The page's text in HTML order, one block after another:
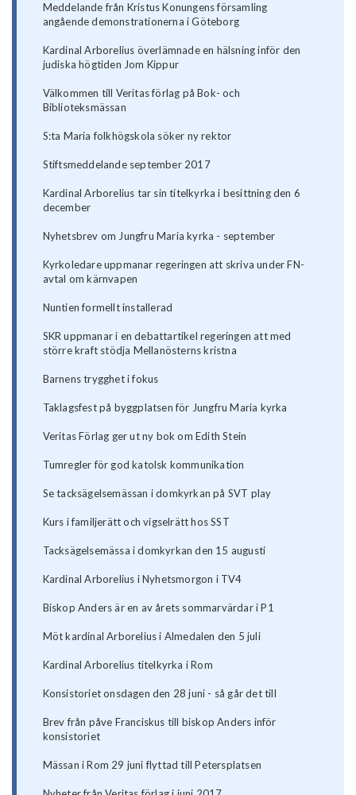
Meddelande från Kristus Konungens församling
angående demonstrationerna i Göteborg
Kardinal Arborelius överlämnade en hälsning inför den
judiska högtiden Jom Kippur
Välkommen till Veritas förlag på Bok- och
Biblioteksmässan
S:ta Maria folkhögskola söker ny rektor
Stiftsmeddelande september 2017
Kardinal Arborelius tar sin titelkyrka i besittning den 6
december
Nyhetsbrev om Jungfru Maria kyrka - september
Kyrkoledare uppmanar regeringen att skriva under FN-
avtal om kärnvapen
Nuntien formellt installerad
SKR uppmanar i en debattartikel regeringen att med
större kraft stödja Mellanösterns kristna
Barnens trygghet i fokus
Taklagsfest på byggplatsen för Jungfru Maria kyrka
Veritas Förlag ger ut ny bok om Edith Stein
Tumregler för god katolsk kommunikation
Se tacksägelsemässan i domkyrkan på SVT play
Kurs i familjerätt och vigselrätt hos SST
Tacksägelsemässa i domkyrkan den 15 augusti
Kardinal Arborelius i Nyhetsmorgon i TV4
Biskop Anders är en av årets sommarvärdar i P1
Möt kardinal Arborelius i Almedalen den 5 juli
Kardinal Arborelius titelkyrka i Rom
Konsistoriet onsdagen den 28 juni - så går det till
Brev från påve Franciskus till biskop Anders inför
konsistoriet
Mässan i Rom 29 juni flyttad till Petersplatsen